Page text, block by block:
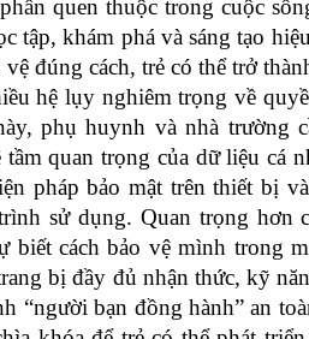
quen thuộc trong cuộc
tập, khám phá và sáng tạo
đúng cách, trẻ có thể trở
hệ lụy nghiêm trọng về
phụ huynh và nhà trường
tầm quan trọng của dữ liệu cá
pháp bảo mật trên thiết bị
sử dụng. Quan trọng hơn
biết cách bảo vệ mình trong
bị đầy đủ nhận thức, kỹ
“người bạn đồng hành” an